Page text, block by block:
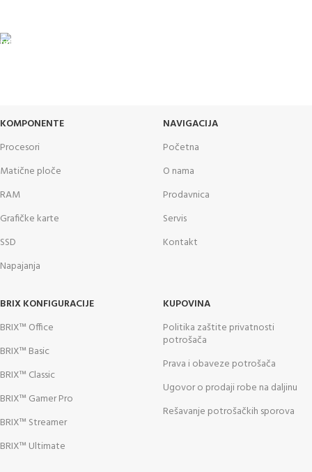
KOMPONENTE
Procesori
Matične ploče
RAM
Grafičke karte
SSD
Napajanja
NAVIGACIJA
Početna
O nama
Prodavnica
Servis
Kontakt
BRIX KONFIGURACIJE
BRIX™ Office
BRIX™ Basic
BRIX™ Classic
BRIX™ Gamer Pro
BRIX™ Streamer
BRIX™ Ultimate
KUPOVINA
Politika zaštite privatnosti
potrošača
Prava i obaveze potrošača
Ugovor o prodaji robe na daljinu
Rešavanje potrošačkih sporova